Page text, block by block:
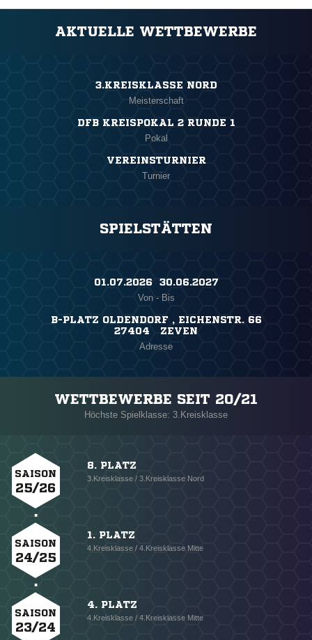
AKTUELLE WETTBEWERBE
3.KREISKLASSE NORD
Meisterschaft
DFB KREISPOKAL 2 RUNDE 1
Pokal
VEREINSTURNIER
Turnier
SPIELSTÄTTEN
01.07.2026 ​ 30.06.2027
Von - Bis
B-PLATZ OLDENDORF , EICHENSTR. 66
27404 ZEVEN
Adresse
WETTBEWERBE SEIT 20/21
Höchste Spielklasse: 3.Kreisklasse
SAISON
25/26
8. PLATZ
3.Kreisklasse / 3.Kreisklasse Nord
SAISON
24/25
1. PLATZ
4.Kreisklasse / 4.Kreisklasse Mitte
SAISON
23/24
4. PLATZ
4.Kreisklasse / 4.Kreisklasse Mitte